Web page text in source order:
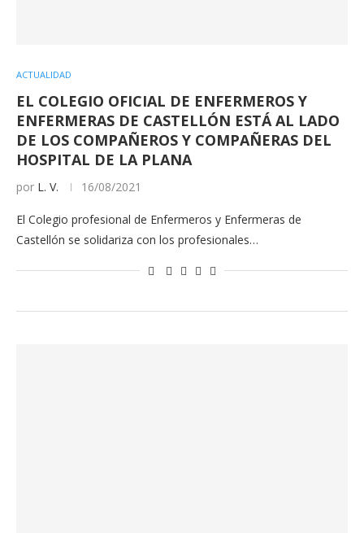
ACTUALIDAD
EL COLEGIO OFICIAL DE ENFERMEROS Y
ENFERMERAS DE CASTELLÓN ESTÁ AL LADO
DE LOS COMPAÑEROS Y COMPAÑERAS DEL
HOSPITAL DE LA PLANA
por L. V. 16/08/2021
El Colegio profesional de Enfermeros y Enfermeras de
Castellón se solidariza con los profesionales…